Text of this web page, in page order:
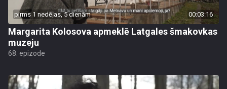
pirms 1 nedēļas, 5 dienām 00:03:16
Margarita Kolosova apmeklē Latgales šmakovkas
muzeju
68. epizode